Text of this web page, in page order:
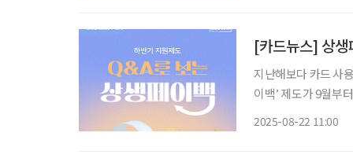
[카드뉴스] 상
지난해보다 카드 사
이백’ 제도가 9월부
2025-08-22 11:00